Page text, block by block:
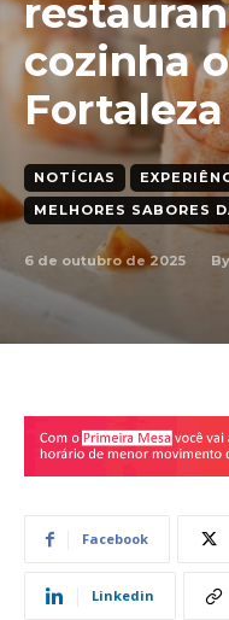
cozinha
Fortaleza
NOTÍCIAS
MELHORES SABORES
6 de outubro de 2025 By
Facebook
Linkedin